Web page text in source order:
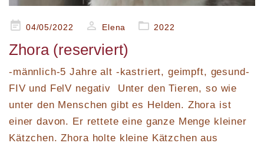
Posted04/05/2022 Elena 2022
Zhora (reserviert)
-männlich-5 Jahre alt -kastriert, geimpft, gesund-
FIV und FelV negativ Unter den Tieren, so wie
unter den Menschen gibt es Helden. Zhora ist
einer davon. Er rettete eine ganze Menge kleiner
Kätzchen. Zhora holte kleine Kätzchen aus